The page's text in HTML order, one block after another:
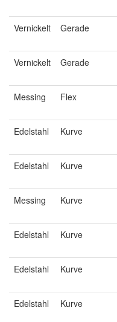
Vernickelt Gerade
Vernickelt Gerade
Messing Flex
Edelstahl Kurve
Edelstahl Kurve
Messing Kurve
Edelstahl Kurve
Edelstahl Kurve
Edelstahl Kurve